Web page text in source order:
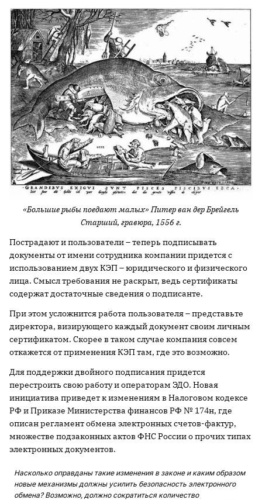
«Большие рыбы поедают малых» Питер ван дер Брейгель
Старший, гравюра, 1556 г.
Пострадают и пользователи – теперь подписывать
документы от имени сотрудника компании придется с
использованием двух КЭП – юридического и физического
лица. Смысл требования не раскрыт, ведь сертификаты
содержат достаточные сведения о подписанте.
При этом усложнится работа пользователя – представьте
директора, визирующего каждый документ своим личным
сертификатом. Скорее в таком случае компания совсем
откажется от применения КЭП там, где это возможно.
Для поддержки двойного подписания придется
перестроить свою работу и операторам ЭДО. Новая
инициатива приведет к изменениям в Налоговом кодексе
РФ и Приказе Министерства финансов РФ № 174н, где
описан регламент обмена электронных счетов-фактур,
множестве подзаконных актов ФНС России о прочих типах
электронных документов.
Насколько оправданы такие изменения в законе и каким образом
новые механизмы должны усилить безопасность электронного
обмена? Возможно, должно сократиться количество